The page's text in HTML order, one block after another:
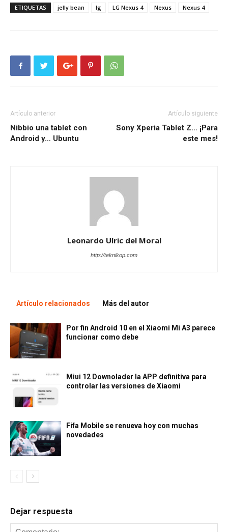
ETIQUETAS jelly bean lg LG Nexus 4 Nexus Nexus 4
Artículo anterior
Nibbio una tablet con
Android y… Ubuntu
Artículo siguiente
Sony Xperia Tablet Z… ¡Para
este mes!
Leonardo Ulric del Moral
http://teknikop.com
Artículo relacionados Más del autor
Por fin Android 10 en el Xiaomi Mi A3 parece
funcionar como debe
Miui 12 Downolader la APP definitiva para
controlar las versiones de Xiaomi
Fifa Mobile se renueva hoy con muchas
novedades
Dejar respuesta